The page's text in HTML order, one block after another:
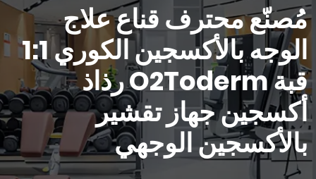
مُصنّع محترف قناع علاج
الوجه بالأكسجين الكوري 1:1
قبة O2Toderm رذاذ
أكسجين جهاز تقشير
بالأكسجين الوجهي